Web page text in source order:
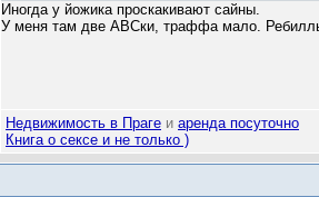
Иногда у йожика проскакивают сайны.
У меня там две АВСки, траффа мало.
Недвижимость в Праге и аренда посуточно
Книга о сексе и не только )